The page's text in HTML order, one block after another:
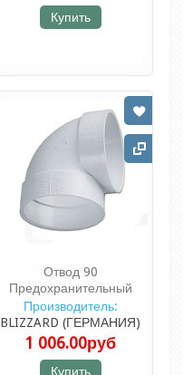
Купить
Отвод 90
Предохранительный
Производитель:
BLIZZARD (ГЕРМАНИЯ)
1 006.00руб
Купить